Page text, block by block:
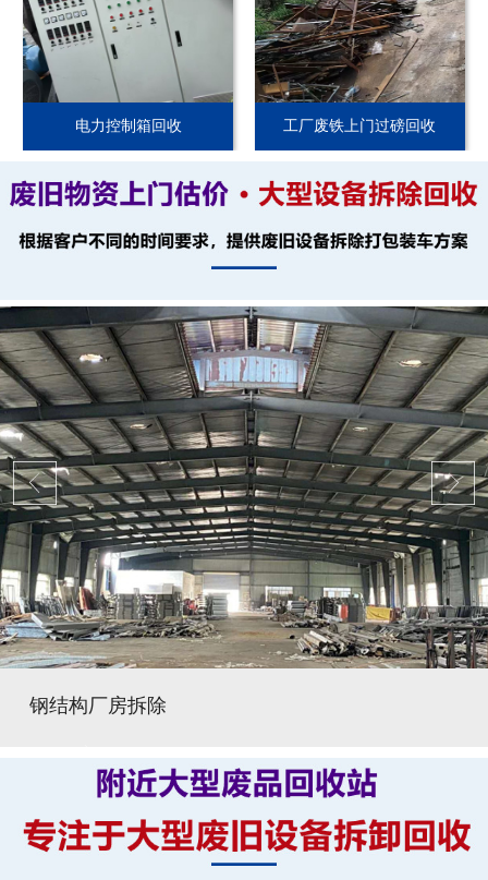
电力控制箱回收 工厂废铁上门过磅回收
钢结构厂房拆除